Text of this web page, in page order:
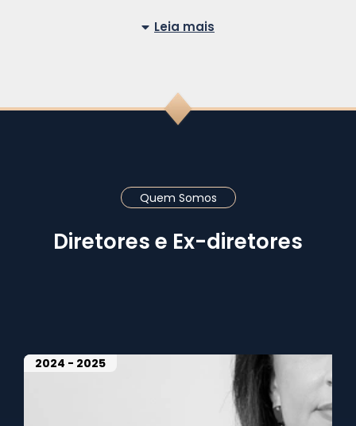
Leia mais
Quem Somos
Diretores e Ex-diretores
2024 - 2025